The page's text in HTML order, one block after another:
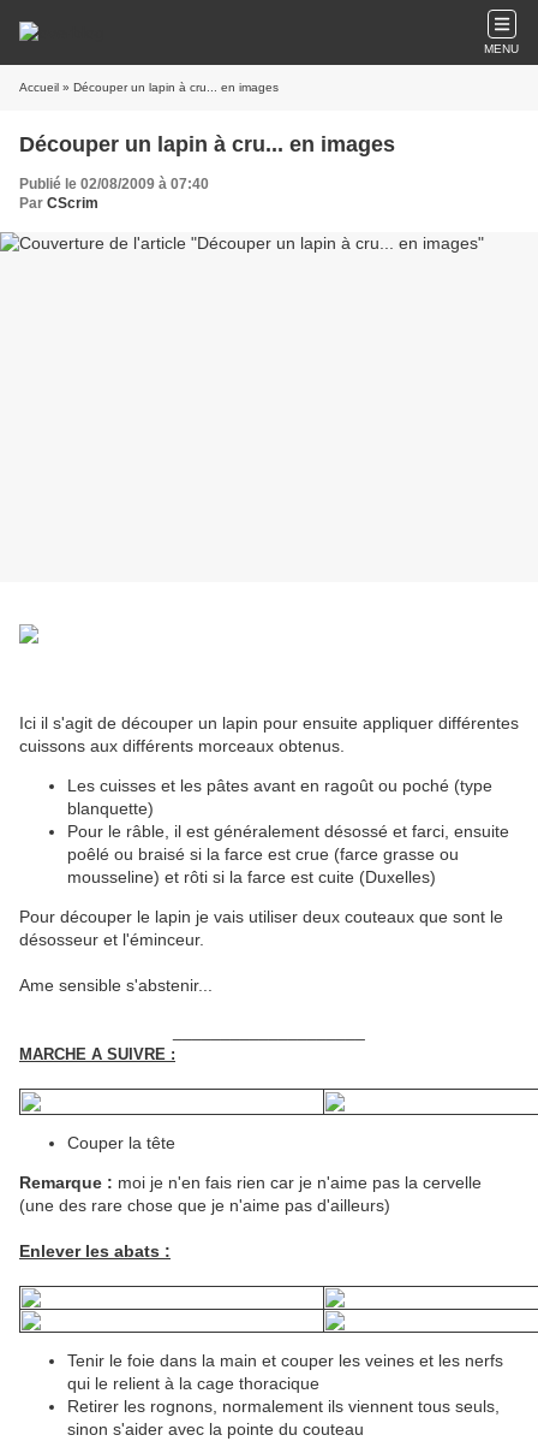
MENU
Accueil » Découper un lapin à cru... en images
Découper un lapin à cru... en images
Publié le 02/08/2009 à 07:40
Par CScrim
Ici il s'agit de découper un lapin pour ensuite appliquer différentes
cuissons aux différents morceaux obtenus.
Les cuisses et les pâtes avant en ragoût ou poché (type
blanquette)
Pour le râble, il est généralement désossé et farci, ensuite
poêlé ou braisé si la farce est crue (farce grasse ou
mousseline) et rôti si la farce est cuite (Duxelles)
Pour découper le lapin je vais utiliser deux couteaux que sont le
désosseur et l'éminceur.
Ame sensible s'abstenir...
MARCHE A SUIVRE :
Couper la tête
Remarque : moi je n'en fais rien car je n'aime pas la cervelle
(une des rare chose que je n'aime pas d'ailleurs)
Enlever les abats :
Tenir le foie dans la main et couper les veines et les nerfs
qui le relient à la cage thoracique
Retirer les rognons, normalement ils viennent tous seuls,
sinon s'aider avec la pointe du couteau